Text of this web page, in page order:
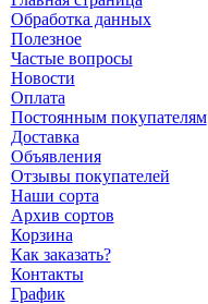
Обработка данных
Полезное
Частые вопросы
Новости
Оплата
Постоянным покупателям
Доставка
Объявления
Отзывы покупателей
Наши сорта
Архив сортов
Корзина
Как заказать?
Контакты
График